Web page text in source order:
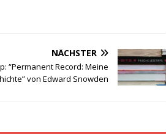
NÄCHSTER
“Permanent Record: Meine
von Edward Snowden